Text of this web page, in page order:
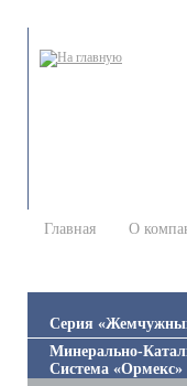
Главная О
Серия
Минерально-
Система «Ормекс»